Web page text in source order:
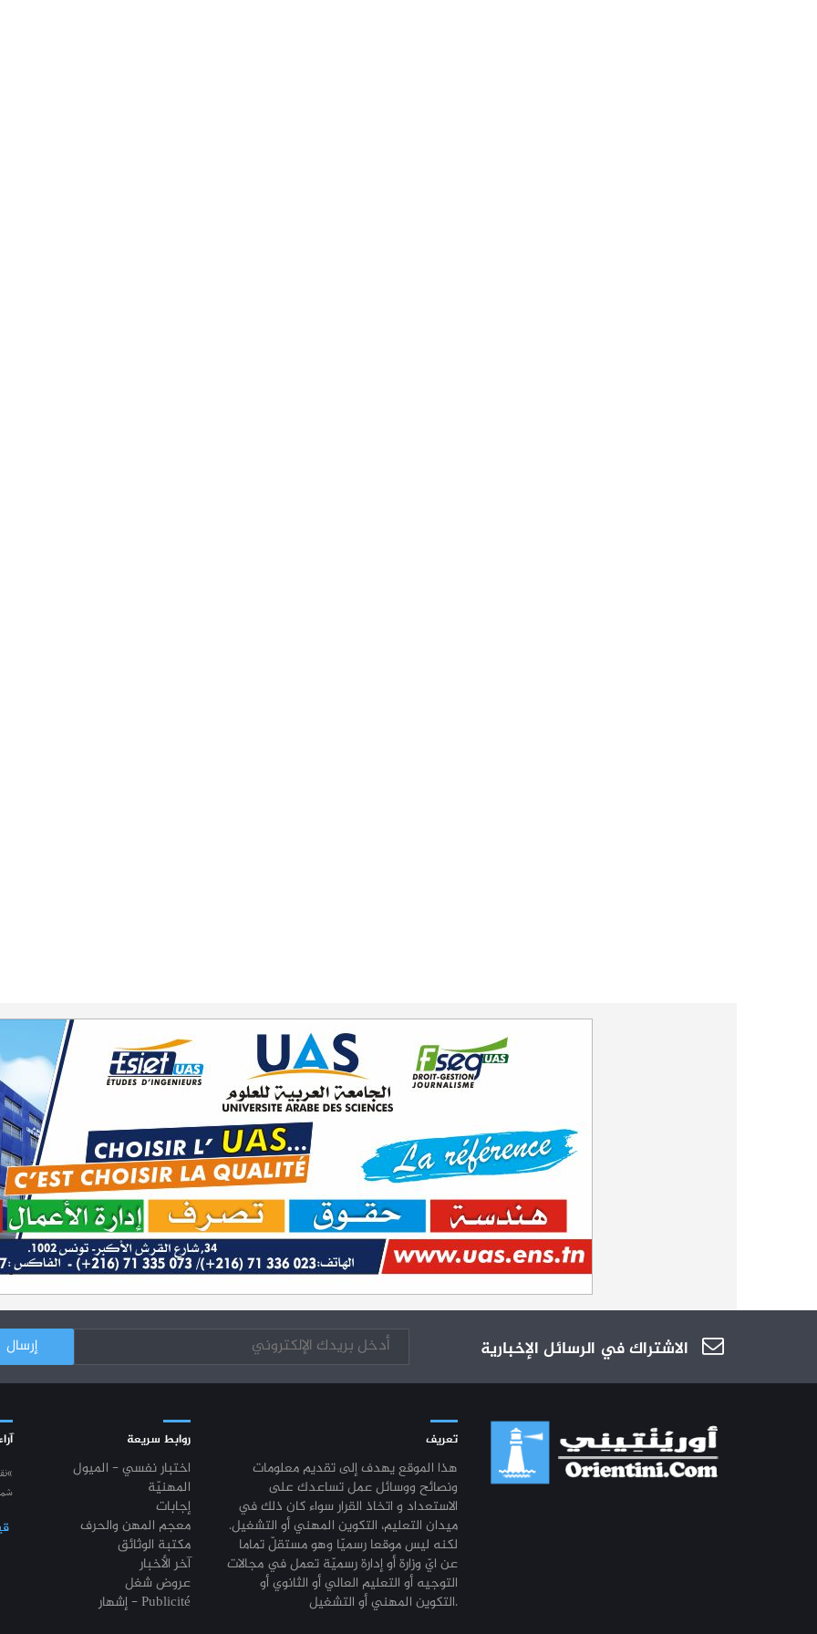
الاشتراك في الرسائل الإخبارية
تعريف
هذا الموقع يهدف إلى تقديم معلومات
ونصائح ووسائل عمل تساعدك على
الاستعداد و اتخاذ القرار سواء كان ذلك في
ميدان التعليم، التكوين المهني أو التشغيل.
لكنه ليس موقعا رسميّا وهو مستقلّ تماما
عن ايّ وزارة أو إدارة رسميّة تعمل في مجالات
التوجيه أو التعليم العالي أو الثانوي أو
التكوين المهني أو التشغيل.
روابط سريعة
اختبار نفسي - الميول
المهنيّة
إجابات
معجم المهن والحرف
مكتبة الوثائق
آخر الأخبار
عروض شغل
إشهار - Publicité